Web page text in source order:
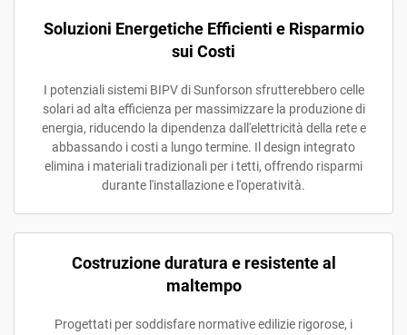
Soluzioni Energetiche Efficienti e Risparmio
sui Costi
I potenziali sistemi BIPV di Sunforson sfrutterebbero celle
solari ad alta efficienza per massimizzare la produzione di
energia, riducendo la dipendenza dall'elettricità della rete e
abbassando i costi a lungo termine. Il design integrato
elimina i materiali tradizionali per i tetti, offrendo risparmi
durante l'installazione e l'operatività.
Costruzione duratura e resistente al
maltempo
Progettati per soddisfare normative edilizie rigorose, i